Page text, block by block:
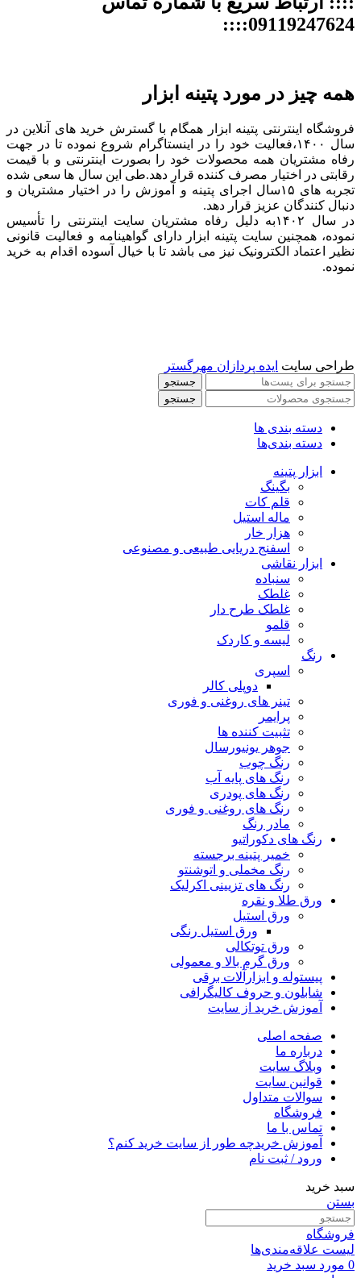
09119247624::::
همه چیز در مورد پتینه ابزار
فروشگاه اینترنتی پتینه ابزار همگام با گسترش خرید های آنلاین در
سال ۱۴۰۰،فعالیت خود را در اینستاگرام شروع نموده تا در جهت
رفاه مشتریان همه محصولات خود را بصورت اینترنتی و با قیمت
رقابتی در اختیار مصرف کننده قرار دهد.طی این سال ها سعی شده
تجربه های ۱۵سال اجرای پتینه و آموزش را در اختیار مشتریان و
دنبال کنندگان عزیز قرار دهد.
در سال ۱۴۰۲به دلیل رفاه مشتریان سایت اینترنتی را تأسیس
نموده، همچنین سایت پتینه ابزار دارای گواهینامه و فعالیت قانونی
نظیر اعتماد الکترونیک نیز می باشد تا با خیال آسوده اقدام به خرید
نموده.
طراحی سایت ایده پردازان مهرگستر
جستجو
جستجو
دسته بندی ها
دسته بندی‌ها
ابزار پتینه
بگینگ
قلم کات
ماله استیل
هزار خار
اسفنج دریایی طبیعی و مصنوعی
ابزار نقاشی
سنباده
غلطک
غلطک طرح دار
قلمو
لیسه و کاردک
رنگ
اسپری
دوپلی کالر
تینر های روغنی و فوری
پرایمر
تثبیت کننده ها
جوهر یونیورسال
رنگ چوب
رنگ‌ های پایه آب
رنگ های پودری
رنگ‌ های روغنی و فوری
مادر رنگ
رنگ های دکوراتیو
خمیر پتینه برجسته
رنگ مخملی و اتوشنتو
رنگ های تزیینی اکرلیک
ورق طلا و نقره
ورق استیل
ورق استیل رنگی
ورق توتکالی
ورق گرم بالا و معمولی
پیستوله و ابزارآلات برقی
شابلون و حروف کالیگرافی
آموزش خرید از سایت
صفحه اصلی
درباره ما
وبلاگ سایت
قوانین سایت
سوالات متداول
فروشگاه
تماس با ما
آموزش خریدچه طور از سایت خرید کنم؟
ورود / ثبت نام
سبد خرید
بستن
فروشگاه
لیست علاقه‌مندی‌ها
0 مورد سبد خرید